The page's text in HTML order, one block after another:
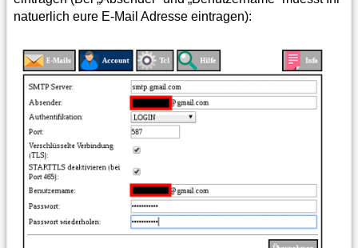
natuerlich eure E-Mail Adresse eintragen):